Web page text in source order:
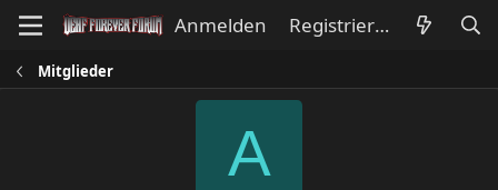
Anmelden Registrieren
Mitglieder
A